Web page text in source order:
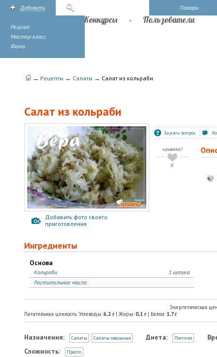
Повары
Добавить
Рецепт
Мастер-класс
Фото
Конкурсы Пользователи
→ Рецепты → Салаты → Салат из кольраби
Салат из кольраби
Добавить фото своего
приготовления
Задать вопрос
нравится?
0
Ингредиенты
Основа
1 штука
Кольраби
Растительное масло
Энергетическая
Питательная ценность: Углеводы: 6,2 г| Жиры: 0,1 г| Белки: 1,7г
Назначения: Салаты Салаты овощные Диета: Постная
Сложность:
Просто